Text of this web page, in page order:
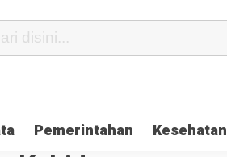
Pemerintahan Kesehatan